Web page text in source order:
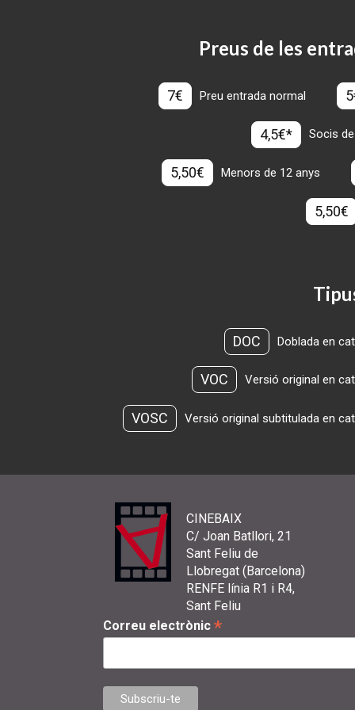
Preus de les
7€ Preu entrada normal
4,5€* Socis
5,50€ Menors de 12 anys
5,50€
DOC Doblada en
VOC Versió original en
VOSC Versió original subtitulada en
CINEBAIX
C/ Joan Batllori, 21
Sant Feliu de
Llobregat (Barcelona)
RENFE línia R1 i R4,
Sant Feliu
Correu electrònic *